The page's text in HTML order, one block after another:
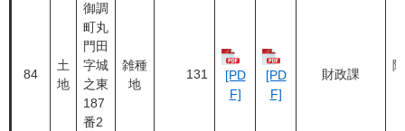
84
土
地
御調
町丸
門田
字城
之東
187
番2
雑種
地
131
[PD
F]
[PD
F]
財政課